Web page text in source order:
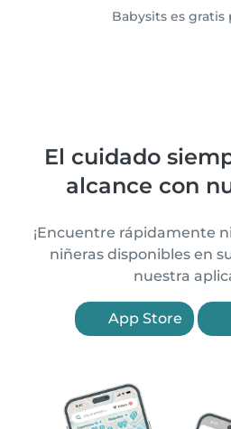
Babysits es gratis
El cuidado
alcance con
¡Encuentre rápidamente
niñeras disponibles en
nuestra
App Store